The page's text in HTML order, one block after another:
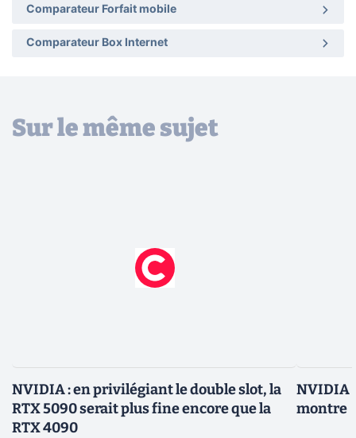
Comparateur Forfait mobile
Comparateur Box Internet
Sur le même sujet
NVIDIA : en privilégiant le double slot, la
RTX 5090 serait plus fine encore que la
RTX 4090
NVIDIA :
montre